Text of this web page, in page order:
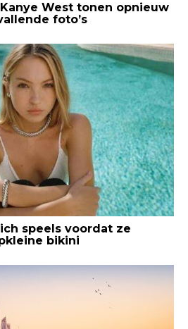
West tonen opnieuw
foto’s
speels voordat ze
bikini